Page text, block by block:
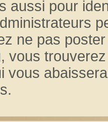
aussi pour
ne pas
vous
vous